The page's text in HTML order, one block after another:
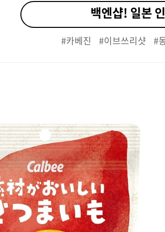
#카베진 #이브쓰리샷 #